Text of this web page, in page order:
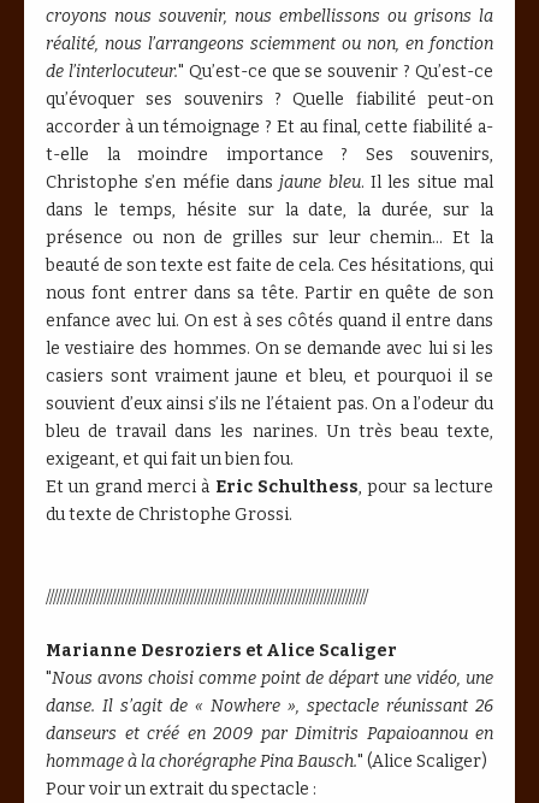
croyons nous souvenir, nous embellissons ou grisons la
réalité, nous l’arrangeons sciemment ou non, en fonction
de l’interlocuteur." Qu’est-ce que se souvenir ? Qu’est-ce
qu’évoquer ses souvenirs ? Quelle fiabilité peut-on
accorder à un témoignage ? Et au final, cette fiabilité a-
t-elle la moindre importance ? Ses souvenirs,
Christophe s’en méfie dansjaune bleu. Il les situe mal
dans le temps, hésite sur la date, la durée, sur la
présence ou non de grilles sur leur chemin... Et la
beauté de son texte est faite de cela. Ces hésitations, qui
nous font entrer dans sa tête. Partir en quête de son
enfance avec lui. On est à ses côtés quand il entre dans
le vestiaire des hommes. On se demande avec lui si les
casiers sont vraiment jaune et bleu, et pourquoi il se
souvient d’eux ainsi s’ils ne l’étaient pas. On a l’odeur du
bleu de travail dans les narines. Un très beau texte,
exigeant, et qui fait un bien fou.
Et un grand merci à Eric Schulthess, pour sa lecture
du texte de Christophe Grossi.
/////////////////////////////////////////////////////////////////////////////////////////
Marianne Desroziers et Alice Scaliger
"Nous avons choisi comme point de départ une vidéo, une
danse. Il s’agit de « Nowhere », spectacle réunissant 26
danseurs et créé en 2009 par Dimitris Papaioannou en
hommage à la chorégraphe Pina Bausch." (Alice Scaliger)
Pour voir un extrait du spectacle :